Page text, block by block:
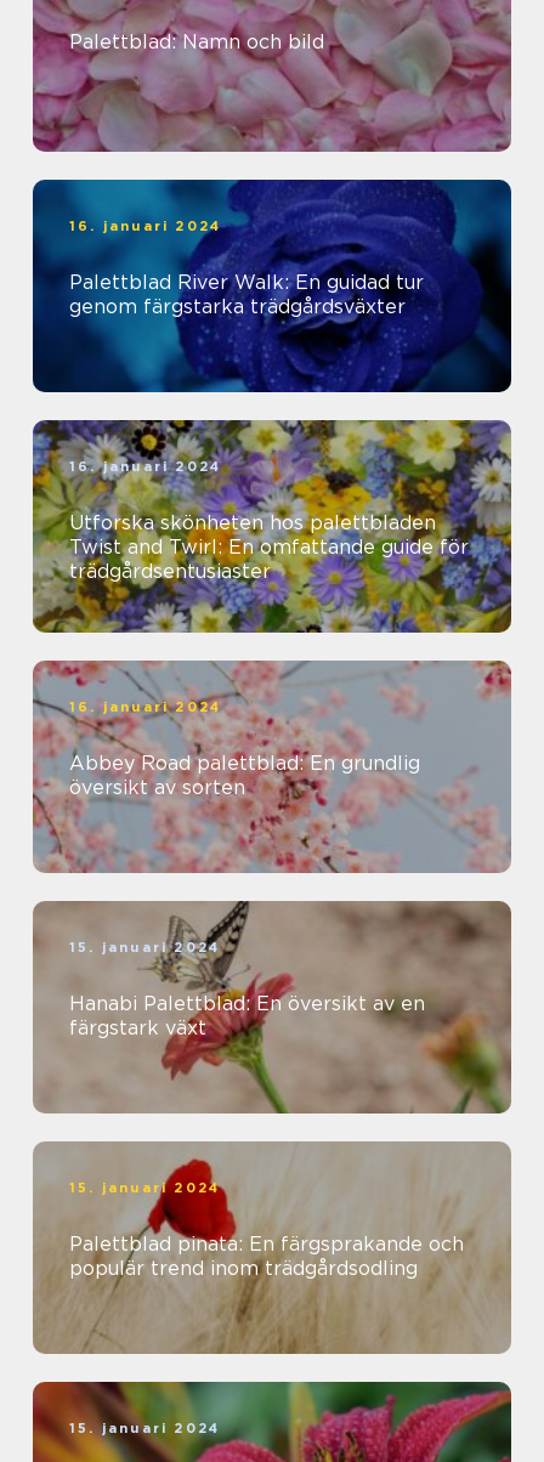
Palettblad: Namn och bild
16. januari 2024
Palettblad River Walk: En guidad tur
genom färgstarka trädgårdsväxter
16. januari 2024
Utforska skönheten hos palettbladen
Twist and Twirl: En omfattande guide för
trädgårdsentusiaster
16. januari 2024
Abbey Road palettblad: En grundlig
översikt av sorten
15. januari 2024
Hanabi Palettblad: En översikt av en
färgstark växt
15. januari 2024
Palettblad pinata: En färgsprakande och
populär trend inom trädgårdsodling
15. januari 2024